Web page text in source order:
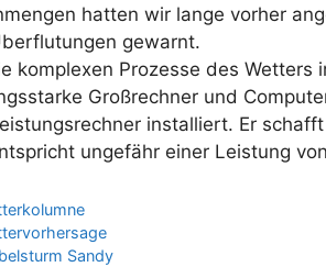
hatten wir lange vorher
gewarnt.
komplexen Prozesse des Wetters
Großrechner und
installiert. Er
ungefähr einer Leistung
Sandy